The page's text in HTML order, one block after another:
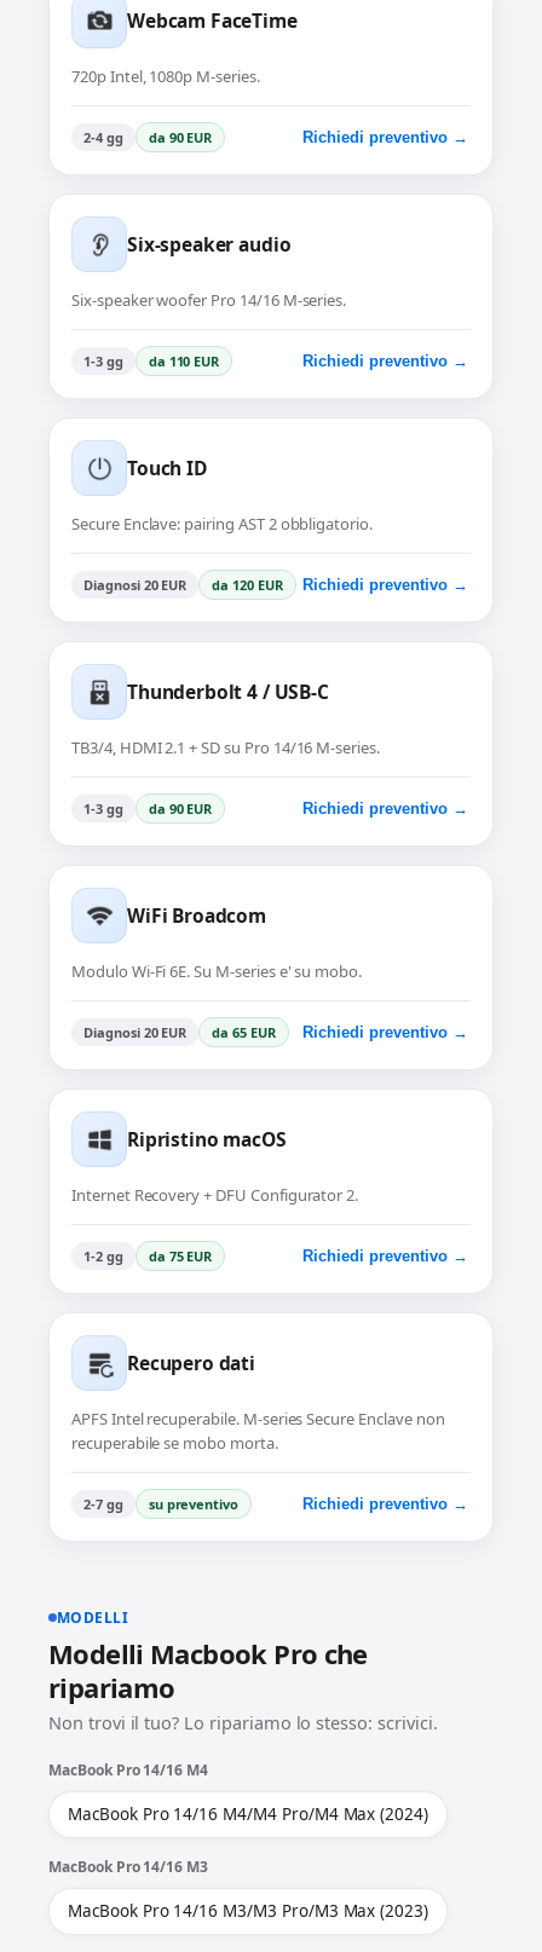
Webcam FaceTime
720p Intel, 1080p M-series.
2-4 gg da 90 EUR Richiedi preventivo →
Six-speaker audio
Six-speaker woofer Pro 14/16 M-series.
1-3 gg da 110 EUR Richiedi preventivo →
Touch ID
Secure Enclave: pairing AST 2 obbligatorio.
Diagnosi 20 EUR da 120 EUR Richiedi preventivo →
Thunderbolt 4 / USB-C
TB3/4, HDMI 2.1 + SD su Pro 14/16 M-series.
1-3 gg da 90 EUR Richiedi preventivo →
WiFi Broadcom
Modulo Wi-Fi 6E. Su M-series e' su mobo.
Diagnosi 20 EUR da 65 EUR Richiedi preventivo →
Ripristino macOS
Internet Recovery + DFU Configurator 2.
1-2 gg da 75 EUR Richiedi preventivo →
Recupero dati
APFS Intel recuperabile. M-series Secure Enclave non
recuperabile se mobo morta.
2-7 gg su preventivo Richiedi preventivo →
MODELLI
Modelli Macbook Pro che
ripariamo
Non trovi il tuo? Lo ripariamo lo stesso: scrivici.
MacBook Pro 14/16 M4
MacBook Pro 14/16 M4/M4 Pro/M4 Max (2024)
MacBook Pro 14/16 M3
MacBook Pro 14/16 M3/M3 Pro/M3 Max (2023)